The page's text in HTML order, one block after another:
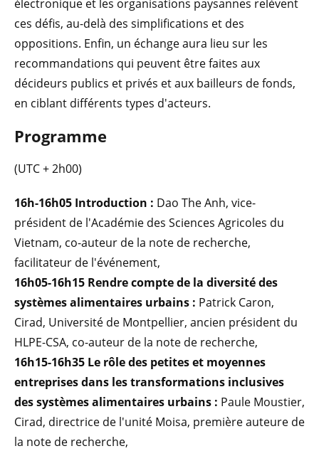
électronique et les organisations paysannes relèvent
ces défis, au-delà des simplifications et des
oppositions. Enfin, un échange aura lieu sur les
recommandations qui peuvent être faites aux
décideurs publics et privés et aux bailleurs de fonds,
en ciblant différents types d'acteurs.
Programme
(UTC + 2h00)
16h-16h05 Introduction : Dao The Anh, vice-
président de l'Académie des Sciences Agricoles du
Vietnam, co-auteur de la note de recherche,
facilitateur de l'événement,
16h05-16h15 Rendre compte de la diversité des
systèmes alimentaires urbains : Patrick Caron,
Cirad, Université de Montpellier, ancien président du
HLPE-CSA, co-auteur de la note de recherche,
16h15-16h35 Le rôle des petites et moyennes
entreprises dans les transformations inclusives
des systèmes alimentaires urbains : Paule Moustier,
Cirad, directrice de l'unité Moisa, première auteure de
la note de recherche,